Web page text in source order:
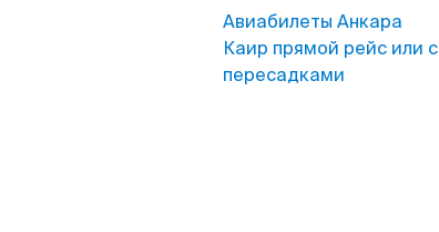
Авиабилеты Анкара
Каир прямой рейс или с
пересадками